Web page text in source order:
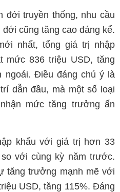
đới truyền thống, nhu cầu
cũng tăng cao đáng kể.
nhất, tổng giá trị nhập
mức 836 triệu USD, tăng
ngoái. Điều đáng chú ý là
dẫn đầu, mà một số loại
mức tăng trưởng ấn
khẩu với giá trị hơn 33
với cùng kỳ năm trước.
tăng trưởng mạnh mẽ với
USD, tăng 115%. Đáng